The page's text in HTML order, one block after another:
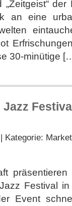
an eine
30-minütige
Kategorie:
Festival in
Event